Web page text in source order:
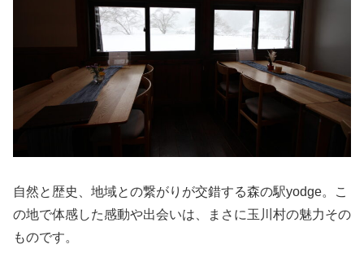
自然と歴史、地域との繋がりが交錯する森の駅yodge。こ
の地で体感した感動や出会いは、まさに玉川村の魅力その
ものです。